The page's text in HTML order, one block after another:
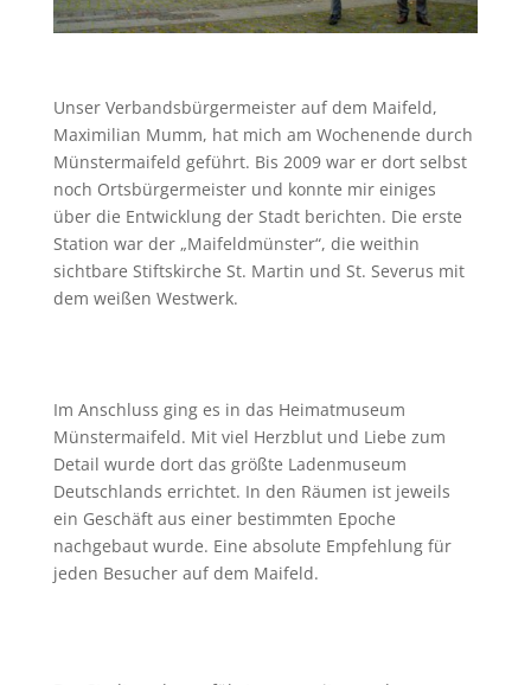
Unser Verbandsbürgermeister auf dem Maifeld,
Maximilian Mumm, hat mich am Wochenende durch
Münstermaifeld geführt. Bis 2009 war er dort selbst
noch Ortsbürgermeister und konnte mir einiges
über die Entwicklung der Stadt berichten. Die erste
Station war der „Maifeldmünster“, die weithin
sichtbare Stiftskirche St. Martin und St. Severus mit
dem weißen Westwerk.
Im Anschluss ging es in das Heimatmuseum
Münstermaifeld. Mit viel Herzblut und Liebe zum
Detail wurde dort das größte Ladenmuseum
Deutschlands errichtet. In den Räumen ist jeweils
ein Geschäft aus einer bestimmten Epoche
nachgebaut wurde. Eine absolute Empfehlung für
jeden Besucher auf dem Maifeld.